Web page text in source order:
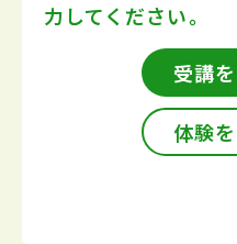
力してください。
受講
体験